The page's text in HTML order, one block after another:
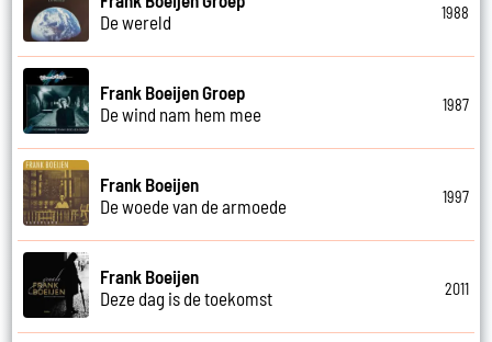
De wereld
1988
Frank Boeijen Groep
De wind nam hem mee
1987
Frank Boeijen
De woede van de armoede
1997
Frank Boeijen
Deze dag is de toekomst
2011